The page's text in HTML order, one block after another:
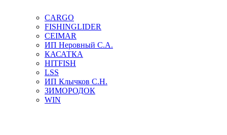
CARGO
FISHINGLIDER
CEIMAR
ИП Неровный С.А.
КАСАТКА
HITFISH
LSS
ИП Клычков С.Н.
ЗИМОРОДОК
WIN